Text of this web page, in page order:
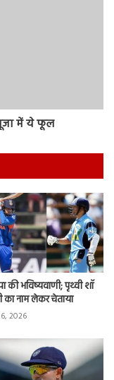
में ये फूल
की भविष्यवाणी; पृथ्वी शॉ
नाम लेकर चेताया
2026